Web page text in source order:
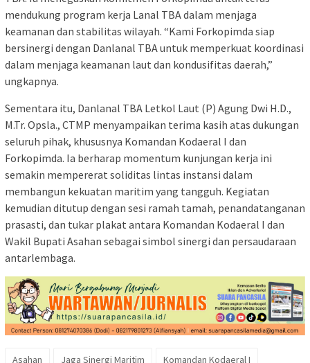
mendukung program kerja Lanal TBA dalam menjaga
keamanan dan stabilitas wilayah. “Kami Forkopimda siap
bersinergi dengan Danlanal TBA untuk memperkuat koordinasi
dalam menjaga keamanan laut dan kondusifitas daerah,”
ungkapnya.
Sementara itu, Danlanal TBA Letkol Laut (P) Agung Dwi H.D.,
M.Tr. Opsla., CTMP menyampaikan terima kasih atas dukungan
seluruh pihak, khususnya Komandan Kodaeral I dan
Forkopimda. Ia berharap momentum kunjungan kerja ini
semakin mempererat soliditas lintas instansi dalam
membangun kekuatan maritim yang tangguh. Kegiatan
kemudian ditutup dengan sesi ramah tamah, penandatanganan
prasasti, dan tukar plakat antara Komandan Kodaeral I dan
Wakil Bupati Asahan sebagai simbol sinergi dan persaudaraan
antarlembaga.
Asahan Jaga Sinergi Maritim
Komandan Kodaeral I